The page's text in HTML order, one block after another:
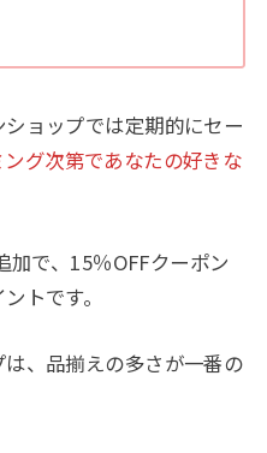
ョップでは定期的にセー
グ次第であなたの好きな
で、15％OFFクーポン
トです。
、品揃えの多さが一番の